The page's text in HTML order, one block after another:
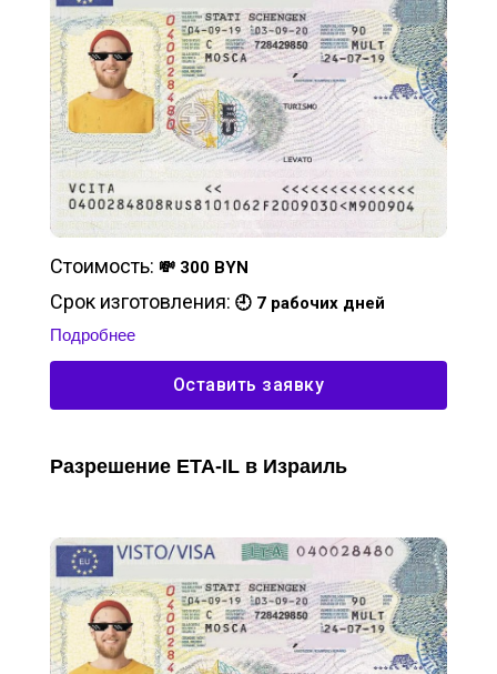
Стоимость: 💸 300 BYN
Срок изготовления: 🕘 7 рабочих дней
Подробнее
Оставить заявку
Разрешение ETA-IL в Израиль